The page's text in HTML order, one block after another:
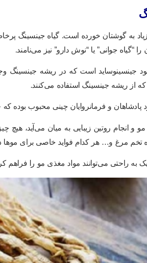
به گوشتان خورده است. گیاه جینسینگ
“گیاه جوانی” یا “نوش دارو” نیز می‌نامند.
جینسینوساید است که در ریشه جینسینگ
از ریشه جینسینگ استفاده می‌کنند.
پادشاهان و فرمانروایان چینی محبوب بوده
انجام روتین زیبایی به میان می‌آید، هیچ
تخم مرغ و… هر کدام فواید خاصی برای مو‌ها
به راحتی می‌توانند مواد مغذی مو را